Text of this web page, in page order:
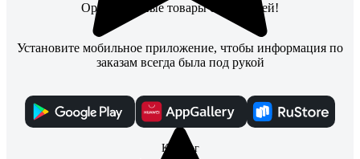
Оригинальные товары с гарантией!
Установите мобильное приложение, чтобы информация по
заказам всегда была под рукой
Каталог